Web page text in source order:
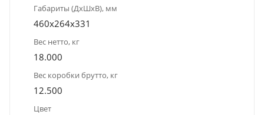
Габариты (ДхШхВ), мм
460x264x331
Вес нетто, кг
18.000
Вес коробки брутто, кг
12.500
Цвет